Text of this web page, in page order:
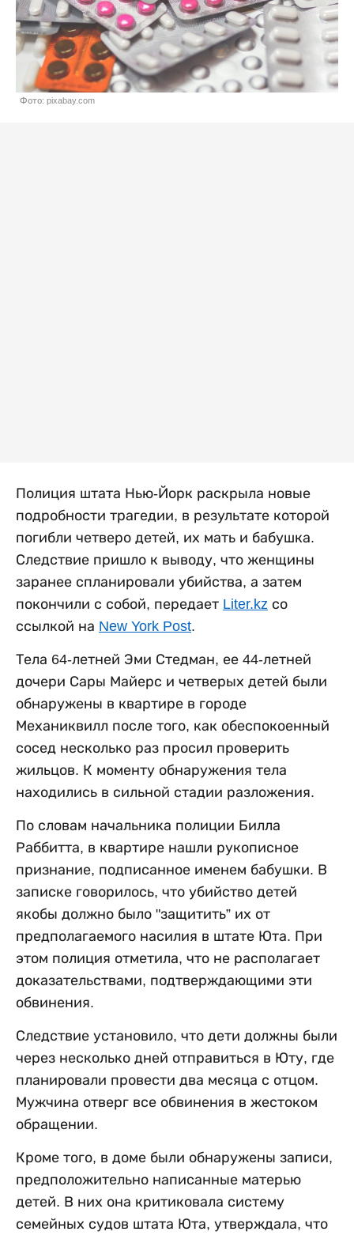
Фото: pixabay.com
Полиция штата Нью-Йорк раскрыла новые
подробности трагедии, в результате которой
погибли четверо детей, их мать и бабушка.
Следствие пришло к выводу, что женщины
заранее спланировали убийства, а затем
покончили с собой, передает Liter.kz со
ссылкой на New York Post.
Тела 64-летней Эми Стедман, ее 44-летней
дочери Сары Майерс и четверых детей были
обнаружены в квартире в городе
Механиквилл после того, как обеспокоенный
сосед несколько раз просил проверить
жильцов. К моменту обнаружения тела
находились в сильной стадии разложения.
По словам начальника полиции Билла
Раббитта, в квартире нашли рукописное
признание, подписанное именем бабушки. В
записке говорилось, что убийство детей
якобы должно было "защитить” их от
предполагаемого насилия в штате Юта. При
этом полиция отметила, что не располагает
доказательствами, подтверждающими эти
обвинения.
Следствие установило, что дети должны были
через несколько дней отправиться в Юту, где
планировали провести два месяца с отцом.
Мужчина отверг все обвинения в жестоком
обращении.
Кроме того, в доме были обнаружены записи,
предположительно написанные матерью
детей. В них она критиковала систему
семейных судов штата Юта, утверждала, что